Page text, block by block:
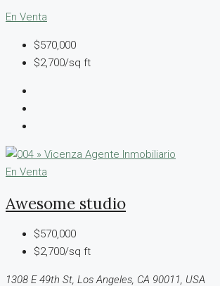
En Venta
$570,000
$2,700/sq ft
En Venta
Awesome studio
$570,000
$2,700/sq ft
1308 E 49th St, Los Angeles, CA 90011, USA